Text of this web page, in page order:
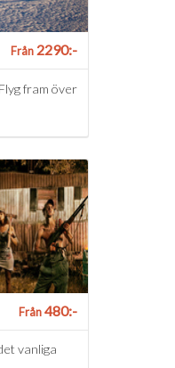
Från2290:-
fram över
Från480:-
vanliga